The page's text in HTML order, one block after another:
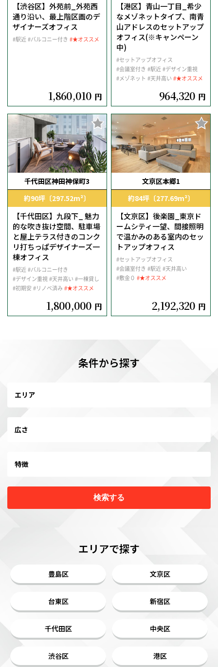
【渋谷区】外苑前_外苑西
通り沿い、最上階区画のデ
ザイナーズオフィス
#駅近 #バルコニー付き #★オススメ
1,860,010 円
【港区】青山一丁目_希少
なメゾネットタイプ、南青
山アドレスのセットアップ
オフィス(※キャンペーン
中)
#セットアップオフィス
#会議室付き #駅近 #デザイン重視
#メゾネット #天井高い #★オススメ
964,320 円
千代田区神田神保町3
約90坪〔297.52m²〕
【千代田区】九段下_ 魅力
的な吹き抜け空間、駐車場
と屋上テラス付きのコンク
リ打ちっぱデザイナーズ一
棟オフィス
#駅近 #バルコニー付き
#デザイン重視#天井高い #一棟貸し
#初期安 #リノベ済み #★オススメ
1,800,000 円
文京区本郷1
約84坪〔277.69m²〕
【文京区】後楽園_東京ド
ームシティ一望、間接照明
で温かみのある室内のセッ
トアップオフィス
#セットアップオフィス
#会議室付き #駅近 #天井高い
#敷金０ #★オススメ
2,192,320 円
条件から探す
エリア
広さ
特徴
検索する
エリアで探す
豊島区 文京区
台東区 新宿区
千代田区 中央区
渋谷区 港区